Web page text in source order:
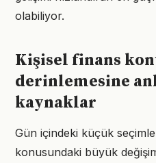
olabiliyor.
Kişisel finans
derinlemesine
kaynaklar
Gün içindeki küçük
konusundaki büyük